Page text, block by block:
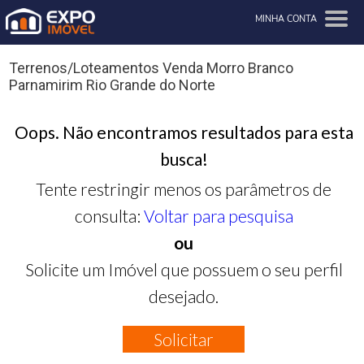
MINHA CONTA
Terrenos/Loteamentos Venda Morro Branco
Parnamirim Rio Grande do Norte
Oops. Não encontramos resultados para esta
busca!
Tente restringir menos os parâmetros de
consulta: Voltar para pesquisa
ou
Solicite um Imóvel que possuem o seu perfil
desejado.
Solicitar